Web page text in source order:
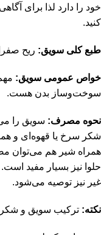
خود را دارد لذا برای
کنید.
طبع کلی سویق: ریح صفرا
خواص عمومی سویق:
سوخت‌وساز بدن هست.
نحوه مصرف: سویق را
شکر سرخ یا قهوه‌ای و
همراه شیر هم می‌توان
حلوا نیز بسیار مفید
غیر نیز توصیه می‌شود.
نکته: ترکیب سویق و شکر